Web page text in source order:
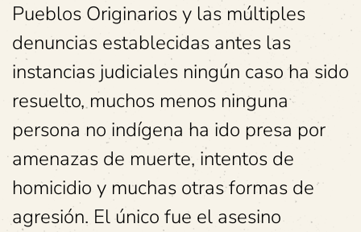
Pueblos Originarios y las múltiples
denuncias establecidas antes las
instancias judiciales ningún caso ha sido
resuelto, muchos menos ninguna
persona no indígena ha ido presa por
amenazas de muerte, intentos de
homicidio y muchas otras formas de
agresión. El único fue el asesino